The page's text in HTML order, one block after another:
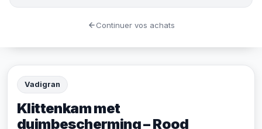
Vadigran
Klittenkam met
duimbescherming – Rood
Continuer vos achats